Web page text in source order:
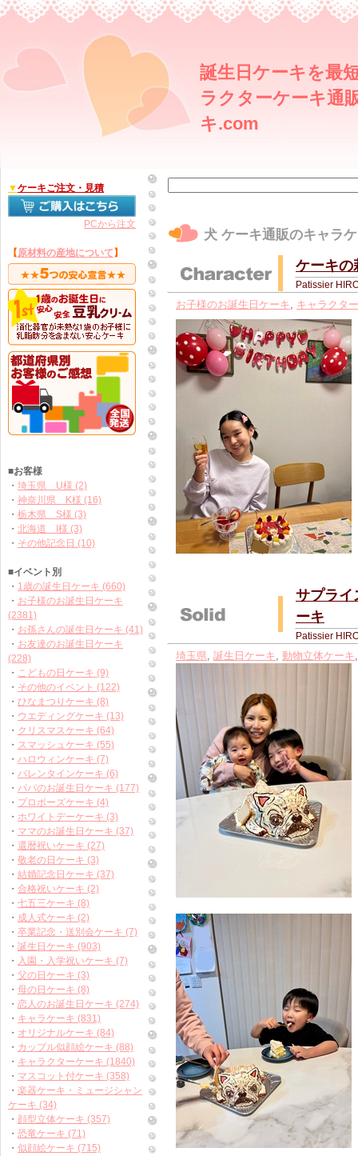
誕生日ケーキを最
ラクターケーキ通
キ.com
犬 ケーキ通販のキャラ
ケーキの
Patissier
お子様のお誕生日ケーキ, キャラクタ
サプライ
ーキ
Patissier
埼玉県, 誕生日ケーキ, 動物立体ケーキ
▼ケーキご注文・見積
PCから注文
【原材料の産地について 】
■お客様
・ 埼玉県 U様 (2)
・ 神奈川県 K様 (16)
・ 栃木県 S様 (3)
・ 北海道 I様 (3)
・ その他記念日 (10)
■イベント別
・ 1歳の誕生日ケーキ (660)
・ お子様のお誕生日ケーキ
(2381)
・ お孫さんの誕生日ケーキ (41)
・ お友達のお誕生日ケーキ
(228)
・ こどもの日ケーキ (9)
・ その他のイベント (122)
・ ひなまつりケーキ (8)
・ ウエディングケーキ (13)
・ クリスマスケーキ (64)
・ スマッシュケーキ (55)
・ ハロウィンケーキ (7)
・ バレンタインケーキ (6)
・ パパのお誕生日ケーキ (177)
・ プロポーズケーキ (4)
・ ホワイトデーケーキ (3)
・ ママのお誕生日ケーキ (37)
・ 還暦祝いケーキ (27)
・ 敬老の日ケーキ (3)
・ 結婚記念日ケーキ (37)
・ 合格祝いケーキ (2)
・ 七五三ケーキ (8)
・ 成人式ケーキ (2)
・ 卒業記念・送別会ケーキ (7)
・ 誕生日ケーキ (903)
・ 入園・入学祝いケーキ (7)
・ 父の日ケーキ (3)
・ 母の日ケーキ (8)
・ 恋人のお誕生日ケーキ (274)
・ キャラケーキ (831)
・ オリジナルケーキ (84)
・ カップル似顔絵ケーキ (88)
・ キャラクターケーキ (1840)
・ マスコット付ケーキ (358)
・ 楽器ケーキ・ミュージシャン
ケーキ (34)
・ 顔型立体ケーキ (357)
・ 恐竜ケーキ (71)
・ 似顔絵ケーキ (715)